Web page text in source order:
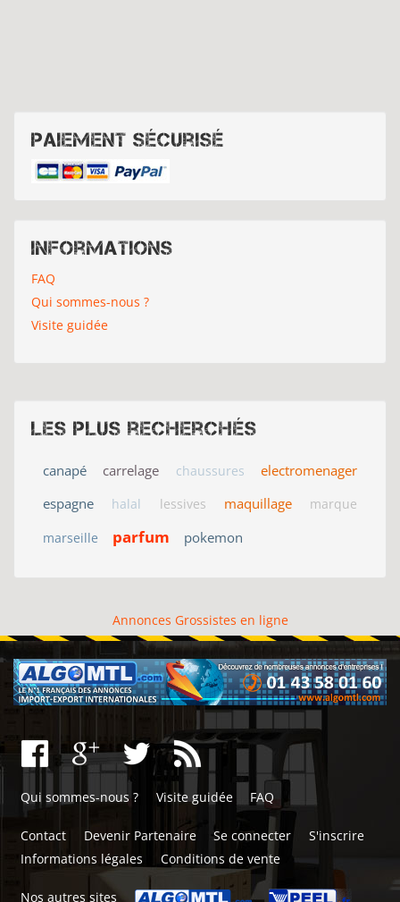
Paiement sécurisé
Informations
FAQ
Qui sommes-nous ?
Visite guidée
Les plus recherchés
canapé carrelage chaussures
electromenager
espagne
halal lessives maquillage
marque
marseille
parfum pokemon
Annonces Grossistes en ligne
Qui sommes-nous ? Visite guidée FAQ
Contact Devenir Partenaire Se connecter
S'inscrire
Informations légales
Conditions de vente
Nos autres sites